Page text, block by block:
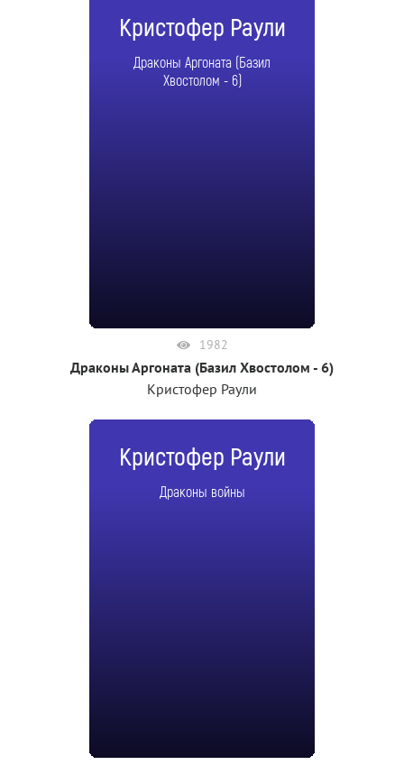
Кристофер Раули
Драконы Аргоната (Базил
Хвостолом - 6)
1982
Драконы Аргоната (Базил Хвостолом - 6)
Кристофер Раули
Кристофер Раули
Драконы войны